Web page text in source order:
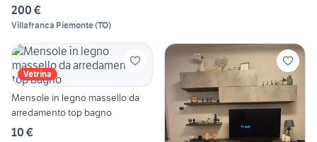
200 €
Villafranca Piemonte(TO)
Vetrina
Mensole in legno massello da
arredamento top bagno
10 €